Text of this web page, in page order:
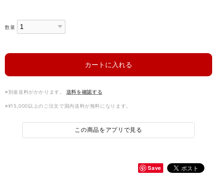
数量
カートに入れる
※別途送料がかかります。 送料を確認する
※¥15,000以上のご注文で国内送料が無料になります。
この商品をアプリで見る
Save